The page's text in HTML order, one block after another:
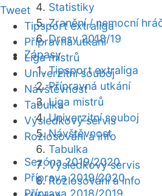
Statistiky
Zranění / nemocní
Dresy 2018/19
Zápasy
Tipsport extraliga
Přípravná utkání
Liga mistrů
Univerzitní souboj
Návštěvnost
Tabulka
Výsledkový servis
Rozlosování a info
Tweet
Tipsport extraliga
Přípravná utkání
Liga mistrů
Univerzitní souboj
Návštěvnost
Tabulka
Výsledkový servis
Rozlosování a info
Sezóna 2019/2020
Příprava 2019/2020
Příprava 2018/2019